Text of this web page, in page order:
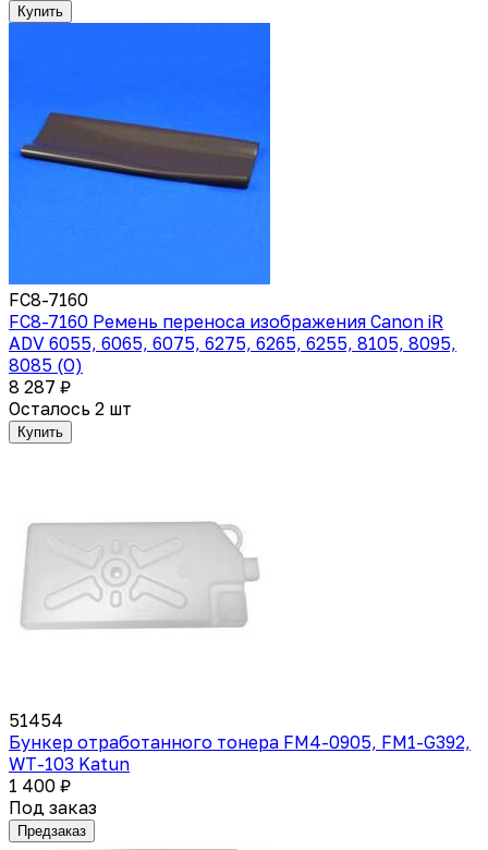
Купить
FC8-7160
FC8-7160 Ремень переноса изображения Canon iR
ADV 6055, 6065, 6075, 6275, 6265, 6255, 8105, 8095,
8085 (О)
8 287 ₽
Осталось 2 шт
Купить
51454
Бункер отработанного тонера FM4-0905, FM1-G392,
WT-103 Katun
1 400 ₽
Под заказ
Предзаказ